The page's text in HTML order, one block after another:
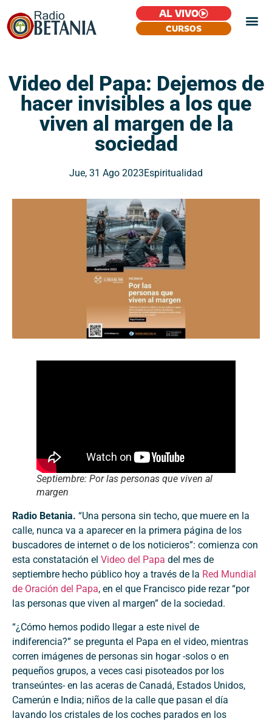
AL VIVO
CURSOS
Video del Papa: Dejemos de
hacer invisibles a los que
viven al margen de la
sociedad
Jue, 31 Ago 2023Espiritualidad
Septiembre: Por las personas que viven al
margen
Radio Betania. “Una persona sin techo, que muere en la
calle, nunca va a aparecer en la primera página de los
buscadores de internet o de los noticieros”: comienza con
esta constatación el Video del Papa del mes de
septiembre hecho público hoy a través de la Red Mundial
de Oración del Papa, en el que Francisco pide rezar “por
las personas que viven al margen” de la sociedad.
“¿Cómo hemos podido llegar a este nivel de
indiferencia?” se pregunta el Papa en el video, mientras
corren imágenes de personas sin hogar -solos o en
pequeños grupos, a veces casi pisoteados por los
transeúntes- en las aceras de Canadá, Estados Unidos,
Camerún e India; niños de la calle que pasan el día
lavando los cristales de los coches parados en los